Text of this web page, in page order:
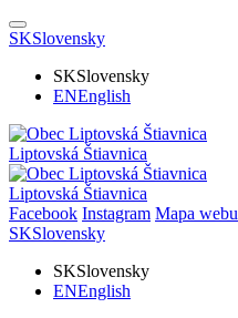
SKSlovensky
SKSlovensky
ENEnglish
Liptovská Štiavnica
Liptovská Štiavnica
Facebook Instagram Mapa webu
SKSlovensky
SKSlovensky
ENEnglish